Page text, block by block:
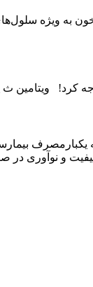
به ویژه
کرد! ویتامین ث
خود را در
و نوآوری